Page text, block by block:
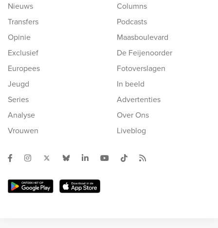
Nieuws
Transfers
Opinie
Exclusief
Europees
Jeugd
Series
Analyse
Vrouwen
Columns
Podcasts
Maasboulevard
De Feijenoorder
Fotoverslagen
In beeld
Advertenties
Over Ons
Liveblog